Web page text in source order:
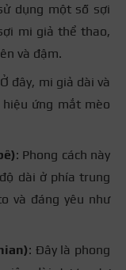
dụng một số sợi
mi giả thể thao,
và đậm.
đây, mi giả dài và
ứng mắt mèo
: Phong cách này
dài ở phía trung
và đáng yêu như
: Đây là phong